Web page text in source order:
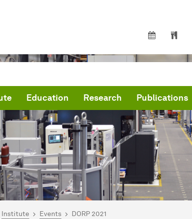
Education Research Publications
here:
Institute Events DORP 2021